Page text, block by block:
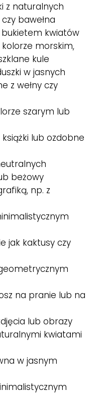
z naturalnych
bawełna
kwiatów
kolorze morskim,
kule
w jasnych
z wełny czy
szarym lub
lub ozdobne
beżowy
np. z
jak kaktusy czy
na pranie lub na
lub obrazy
kwiatami
w jasnym